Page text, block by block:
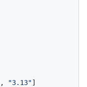
, "3.13"]